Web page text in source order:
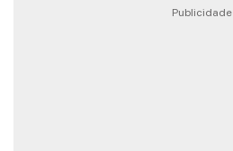
Publicidade